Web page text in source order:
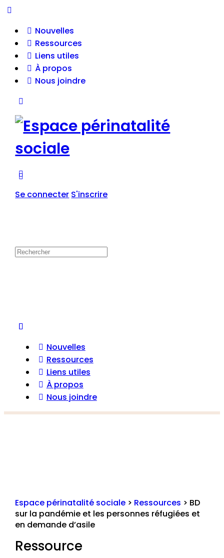
Nouvelles
Ressources
Liens utiles
À propos
Nous joindre
Se connecter S'inscrire
Nouvelles
Ressources
Liens utiles
À propos
Nous joindre
Espace périnatalité sociale > Ressources > BD
sur la pandémie et les personnes réfugiées et
en demande d’asile
Ressource